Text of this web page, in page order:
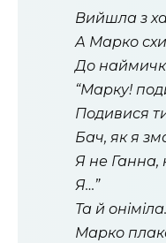
Вийшла з
А Марко
До
“Марку!
Подивися
Бач, як я
Я не Ганна,
Я…”
Та й оніміла.
Марко